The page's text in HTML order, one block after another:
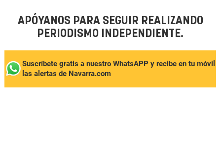
APÓYANOS PARA SEGUIR REALIZANDO
PERIODISMO INDEPENDIENTE.
Suscríbete gratis a nuestro WhatsAPP y recibe en tu móvil
las alertas de Navarra.com